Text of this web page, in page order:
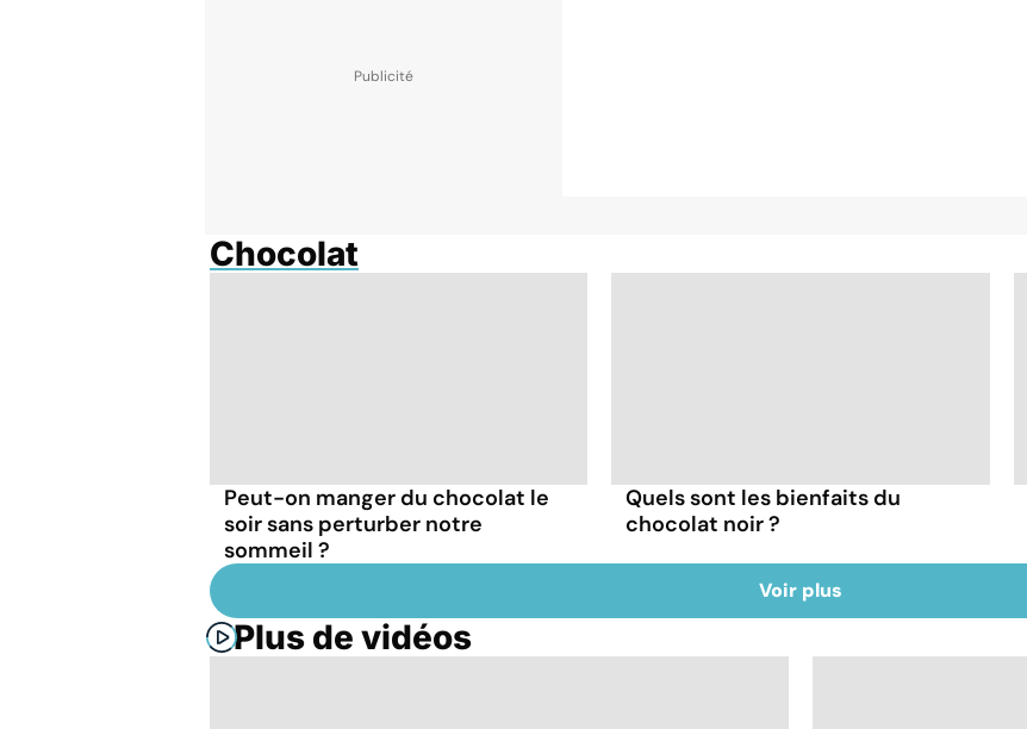
Chocolat
Peut-on manger du chocolat le
soir sans perturber notre
sommeil ?
Quels sont les bienfaits du
chocolat noir ?
Voir plus
Plus de vidéos